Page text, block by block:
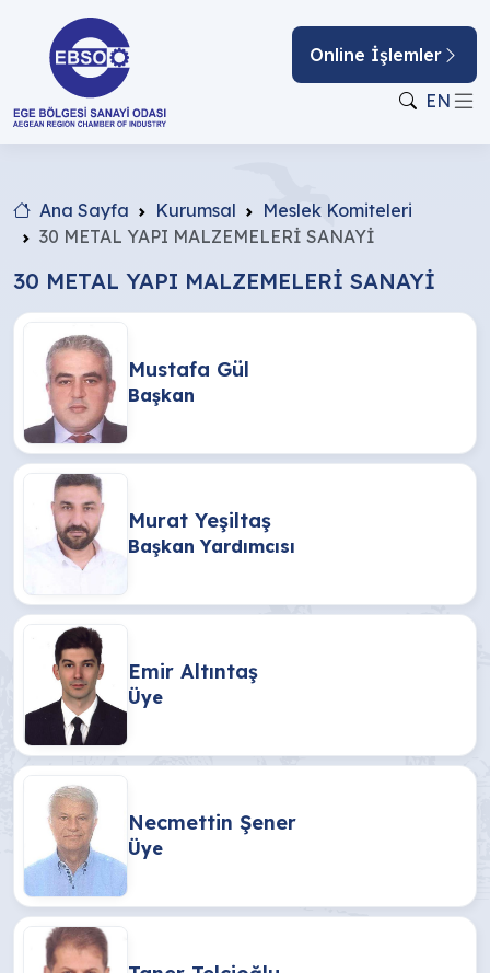
Online İşlemler
EN
Ana Sayfa Kurumsal
Meslek Komiteleri
30 METAL YAPI MALZEMELERİ SANAYİ
30 METAL YAPI MALZEMELERİ SANAYİ
Mustafa Gül
Başkan
Murat Yeşiltaş
Başkan Yardımcısı
Emir Altıntaş
Üye
Necmettin Şener
Üye